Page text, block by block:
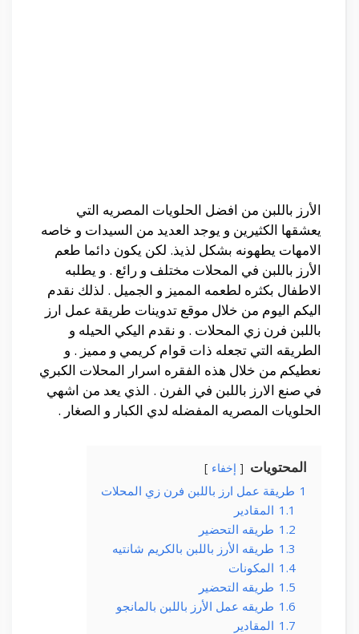
الأرز باللبن من افضل الحلويات المصريه التي
يعشقها الكثيرين و يوجد العديد من السيدات و خاصه
الامهات يطهونه بشكل لذيذ. لكن يكون دائما طعم
الأرز باللبن في المحلات مختلف و رائع . و يطلبه
الاطفال بكثره لطعمه المميز و الجميل . لذلك نقدم
اليكم اليوم من خلال موقع تدوينات طريقة عمل ارز
باللبن فرن زي المحلات . و نقدم اليكي الحيله و
الطريقه التي تجعله ذات قوام كريمي و مميز . و
نعطيكم من خلال هذه الفقره اسرار المحلات الكبري
في صنع الارز باللبن في الفرن . الذي يعد من اشهي
الحلويات المصريه المفضله لدي الكبار و الصغار .
المحتويات إخفاء
1 طريقة عمل ارز باللبن فرن زي المحلات
1.1 المقادير
1.2 طريقه التحضير
1.3 طريقه الأرز باللبن بالكريم شانتيه
1.4 المكونات
1.5 طريقه التحضير
1.6 طريقه عمل الأرز باللبن بالمانجو
1.7 المقادير